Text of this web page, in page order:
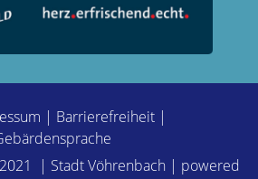
| Barrierefreiheit |
| Stadt Vöhrenbach | powered